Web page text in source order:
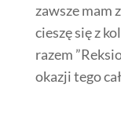
zawsze mam
cieszę się z
razem
okazji tego